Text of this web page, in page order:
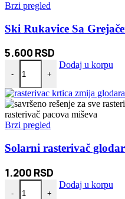
Brzi pregled
Ski Rukavice Sa
5.600 RSD
-
Ski Rukavice Sa Grejačem
+
Dodaj u korpu
Brzi pregled
Solarni rasterivač
1.200 RSD
-
Solarni rasterivač glodara set 2
+
Dodaj u korpu